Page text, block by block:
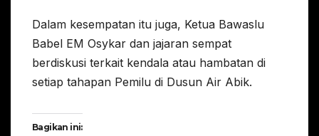
Dalam kesempatan itu juga, Ketua Bawaslu
Babel EM Osykar dan jajaran sempat
berdiskusi terkait kendala atau hambatan di
setiap tahapan Pemilu di Dusun Air Abik.
Bagikan ini: